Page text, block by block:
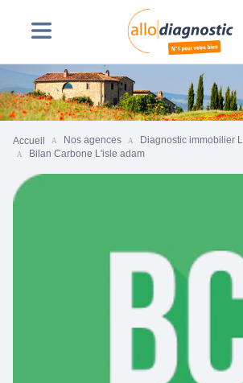
Accueil Nos agences
Diagnostic immobilier
Bilan Carbone L'isle adam